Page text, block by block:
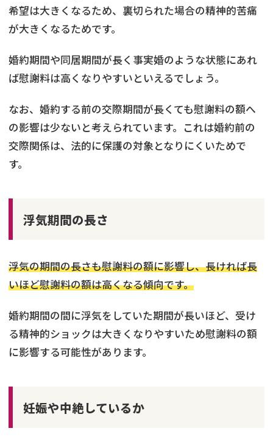
希望は大きくなるため、裏切られた場合の精神的苦痛
が大きくなるためです。
婚約期間や同居期間が長く事実婚のような状態にあれ
ば慰謝料は高くなりやすいといえるでしょう。
なお、婚約する前の交際期間が長くても慰謝料の額へ
の影響は少ないと考えられています。これは婚約前の
交際関係は、法的に保護の対象となりにくいためで
す。
浮気期間の長さ
浮気の期間の長さも慰謝料の額に影響し、長ければ長
いほど慰謝料の額は高くなる傾向です。
婚約期間の間に浮気をしていた期間が長いほど、受け
る精神的ショックは大きくなりやすいため慰謝料の額
に影響する可能性があります。
妊娠や中絶しているか